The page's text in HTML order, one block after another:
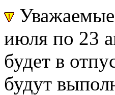
июля по 23
будет в
будут